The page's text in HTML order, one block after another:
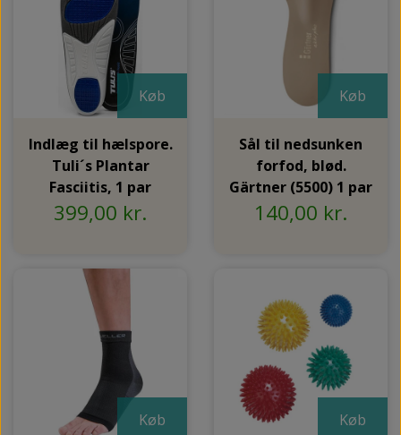
Køb
Indlæg til hælspore.
Tuli´s Plantar
Fasciitis, 1 par
399,00 kr.
Køb
Sål til nedsunken
forfod, blød.
Gärtner (5500) 1 par
140,00 kr.
Køb Køb